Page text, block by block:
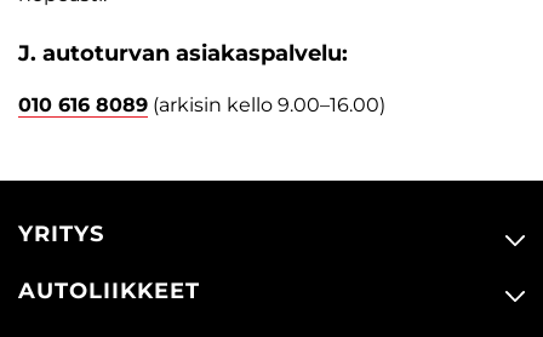
J. autoturvan asiakaspalvelu:
010 616 8089 (arkisin kello 9.00–16.00)
YRITYS
AUTOLIIKKEET